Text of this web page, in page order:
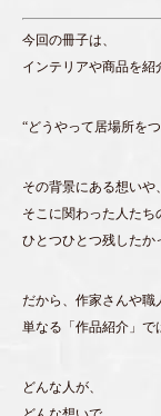
今回の冊子は、
インテリアや商品を紹
“どうやって居場所を
その背景にある想いや、
そこに関わった人たち
ひとつひとつ残したか
だから、作家さんや職
単なる「作品紹介」で
どんな人が、